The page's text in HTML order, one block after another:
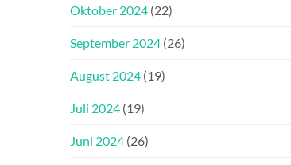
Oktober 2024 (22)
September 2024 (26)
August 2024 (19)
Juli 2024 (19)
Juni 2024 (26)